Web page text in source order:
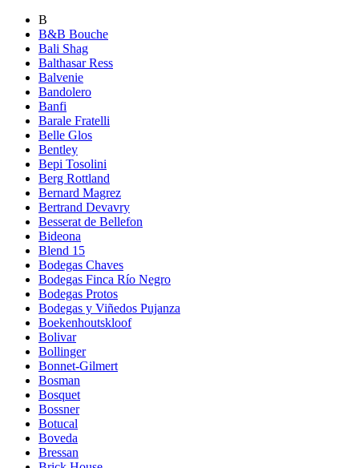
B
B&B Bouche
Bali Shag
Balthasar Ress
Balvenie
Bandolero
Banfi
Barale Fratelli
Belle Glos
Bentley
Bepi Tosolini
Berg Rottland
Bernard Magrez
Bertrand Devavry
Besserat de Bellefon
Bideona
Blend 15
Bodegas Chaves
Bodegas Finca Río Negro
Bodegas Protos
Bodegas y Viñedos Pujanza
Boekenhoutskloof
Bolivar
Bollinger
Bonnet-Gilmert
Bosman
Bosquet
Bossner
Botucal
Boveda
Bressan